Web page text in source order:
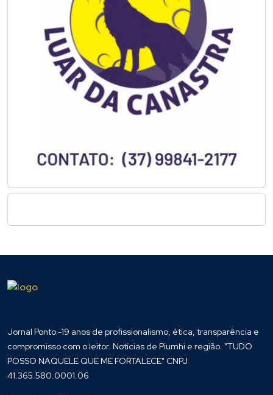
Jornal Ponto -19 anos de profissionalismo, ética, transparência e
compromisso com o leitor. Notícias de Piumhi e região. "TUDO
POSSO NAQUELE QUE ME FORTALECE" CNPJ
41.365.580.0001.06